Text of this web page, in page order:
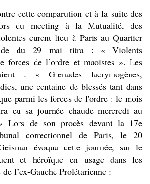
cette comparution et à la suite des
du meeting à la Mutualité, des
eurent lieu à Paris au Quartier
du 29 mai titra : « Violents
forces de l’ordre et maoïstes ». Les
: « Grenades lacrymogènes,
une centaine de blessés tant dans
parmi les forces de l'ordre : le mois
eu sa journée chaude mercredi au
Lors de son procès devant la 17e
correctionnel de Paris, le 20
évoqua cette journée, sur le
et héroïque en usage dans les
l’ex-Gauche Prolétarienne :